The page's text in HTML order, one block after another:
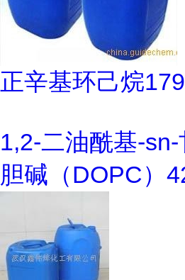
正辛基环己烷
1,2-二油酰基-
胆碱（DOPC）